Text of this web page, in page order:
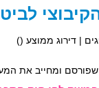
| דירוג ממוצע ()
ומחייב את